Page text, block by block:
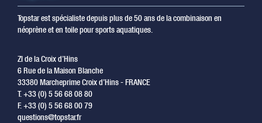
Topstar est spécialiste depuis plus de 50 ans de la combinaison en
néoprène et en toile pour sports aquatiques.
ZI de la Croix d’Hins
6 Rue de la Maison Blanche
33380 Marcheprime Croix d’Hins - FRANCE
T. +33 (0) 5 56 68 08 80
F. +33 (0) 5 56 68 00 79
questions@topstar.fr